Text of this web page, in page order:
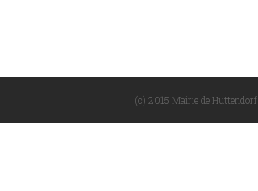
(c) 2015 Mairie de Huttendorf